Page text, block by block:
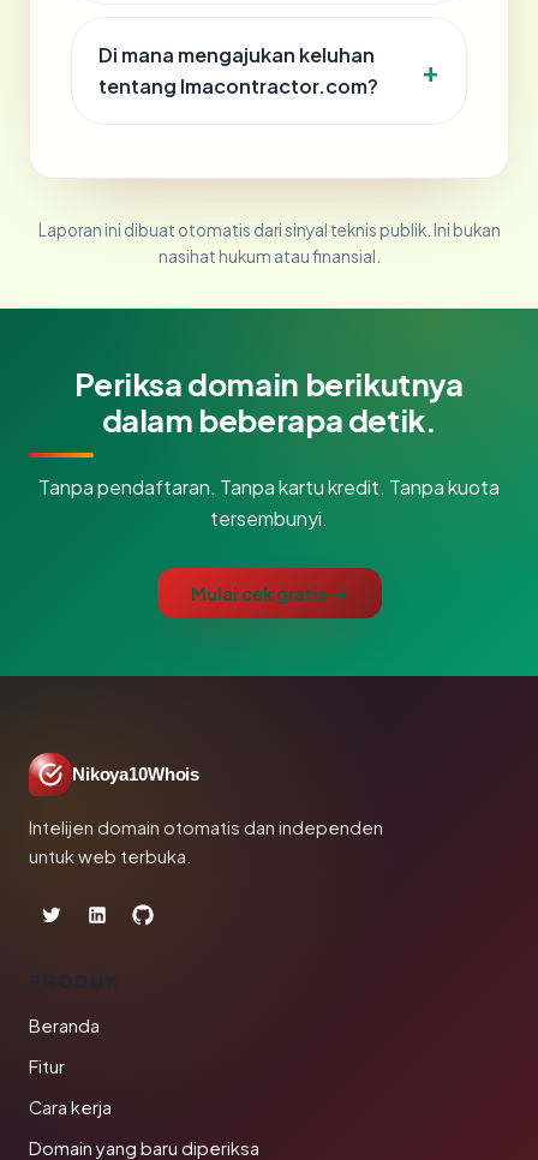
Di mana mengajukan keluhan
tentang lmacontractor.com?
Laporan ini dibuat otomatis dari sinyal teknis publik. Ini bukan
nasihat hukum atau finansial.
Periksa domain berikutnya
dalam beberapa detik.
Tanpa pendaftaran. Tanpa kartu kredit. Tanpa kuota
tersembunyi.
Mulai cek gratis →
Nikoya10Whois
Intelijen domain otomatis dan independen
untuk web terbuka.
PRODUK
Beranda
Fitur
Cara kerja
Domain yang baru diperiksa